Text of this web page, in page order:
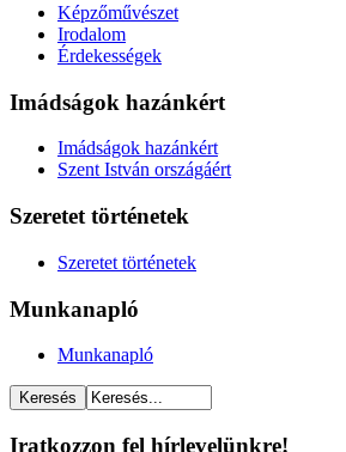
Képzőművészet
Irodalom
Érdekességek
Imádságok hazánkért
Imádságok hazánkért
Szent István országáért
Szeretet történetek
Szeretet történetek
Munkanapló
Munkanapló
Iratkozzon fel hírlevelünkre!